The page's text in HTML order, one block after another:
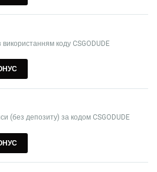
коду CSGODUDE
(без депозиту) за кодом CSGODUDE